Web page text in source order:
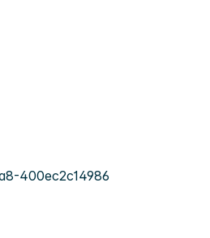
400ec2c14986